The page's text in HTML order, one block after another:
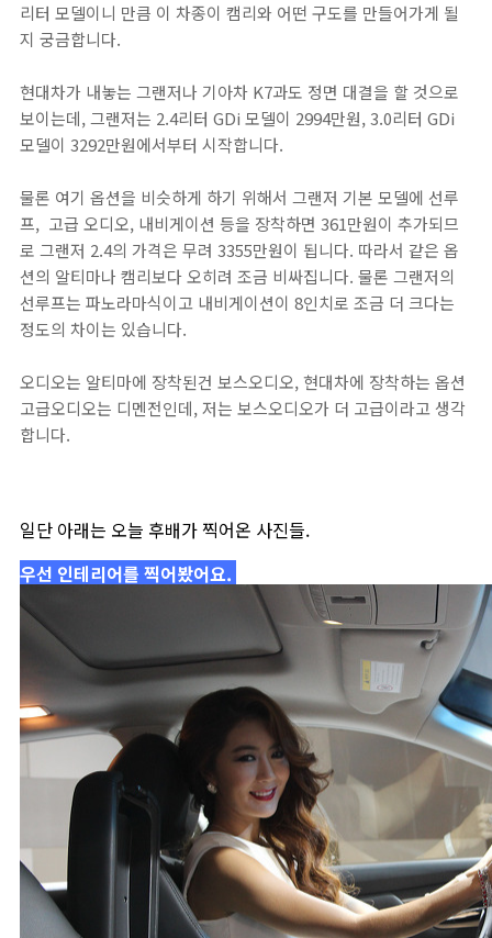
리터 모델이니 만큼 이 차종이 캠리와 어떤 구도를 만들어가게 될
지 궁금합니다.
현대차가 내놓는 그랜저나 기아차 K7과도 정면 대결을 할 것으로
보이는데, 그랜저는 2.4리터 GDi 모델이 2994만원, 3.0리터 GDi
모델이 3292만원에서부터 시작합니다.
물론 여기 옵션을 비슷하게 하기 위해서 그랜저 기본 모델에 선루
프, 고급 오디오, 내비게이션 등을 장착하면 361만원이 추가되므
로 그랜저 2.4의 가격은 무려 3355만원이 됩니다. 따라서 같은 옵
션의 알티마나 캠리보다 오히려 조금 비싸집니다. 물론 그랜저의
선루프는 파노라마식이고 내비게이션이 8인치로 조금 더 크다는
정도의 차이는 있습니다.
오디오는 알티마에 장착된건 보스오디오, 현대차에 장착하는 옵션
고급오디오는 디멘전인데, 저는 보스오디오가 더 고급이라고 생각
합니다.
일단 아래는 오늘 후배가 찍어온 사진들.
우선 인테리어를 찍어봤어요.